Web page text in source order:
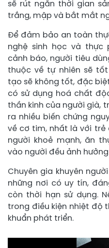
sẽ rút ngắn thời gian
trắng, mập và bắt mắt
Để đảm bảo an toàn
nghệ sinh học và thực
cảnh báo, người tiêu
thuộc về tự nhiên sẽ
tạo sẽ không tốt, đặc
có sử dụng hoá chất
thần kinh của người già,
ra nhiều biến chứng
về cơ tim, nhất là với trẻ
người khoẻ mạnh, ăn
vào người đều ảnh
Chuyên gia khuyên
những nơi có uy tín,
còn thời hạn sử dụng.
trong điều kiện nhiệt độ
khuẩn phát triển.